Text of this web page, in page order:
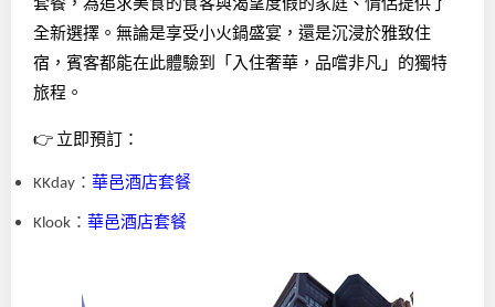
套餐，為追求美食的食客與渴望度假的家庭、情侶提供了
全新選擇。無論是享受小火鍋盛宴，還是沉浸於雅致住
宿，賓客都能在此體驗到「入住奢華，品嚐非凡」的獨特
旅程。
👉 立即預訂：
KKday ： 華邑酒店套餐
Klook ： 華邑酒店套餐